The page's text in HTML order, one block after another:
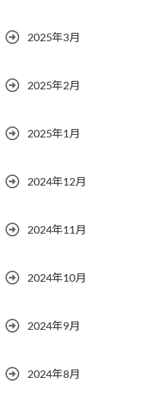
2025年3月
2025年2月
2025年1月
2024年12月
2024年11月
2024年10月
2024年9月
2024年8月